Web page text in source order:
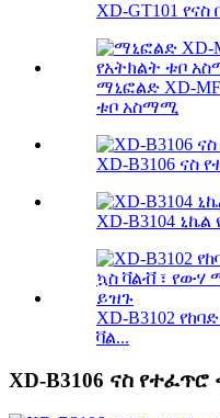
XD-GT101 የናስ
ማኒፎልድ XD-
ቱቦ አስማሚ
XD-B3106 ናስ
XD-B3104
XD-B3102
ቫል...
XD-B3106 ናስ